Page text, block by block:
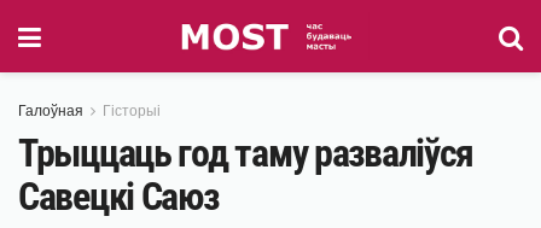
Галоўная Гісторыі
Трыццаць год таму разваліўся
Савецкі Саюз